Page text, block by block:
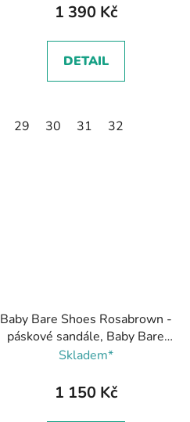
1 390 Kč
DETAIL
29 30 31 32
Baby Bare Shoes Rosabrown -
páskové sandále, Baby Bare
Shoes
Skladem*
1 150 Kč